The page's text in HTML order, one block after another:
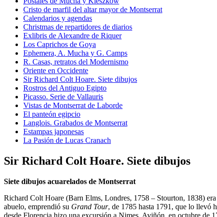
Cristo de marfil del altar mayor de Montserrat
Calendarios y agendas
Christmas de repartidores de diarios
Exlibris de Alexandre de Riquer
Los Caprichos de Goya
Ephemera, A. Mucha y G. Camps
R. Casas, retratos del Modernismo
Oriente en Occidente
Sir Richard Colt Hoare. Siete dibujos
Rostros del Antiguo Egipto
Picasso. Serie de Vallauris
Vistas de Montserrat de Laborde
El panteón egipcio
Langlois. Grabados de Montserrat
Estampas japonesas
La Pasión de Lucas Cranach
Sir Richard Colt Hoare. Siete dibujos
Siete dibujos acuarelados de Montserrat
Richard Colt Hoare (Barn Elms, Londres, 1758 – Stourton, 1838)
abuelo, emprendió su Grand Tour, de 1785 hasta 1791, que lo llevó
desde Florencia hizo una excursión a Nimes, Aviñón, en octubre de